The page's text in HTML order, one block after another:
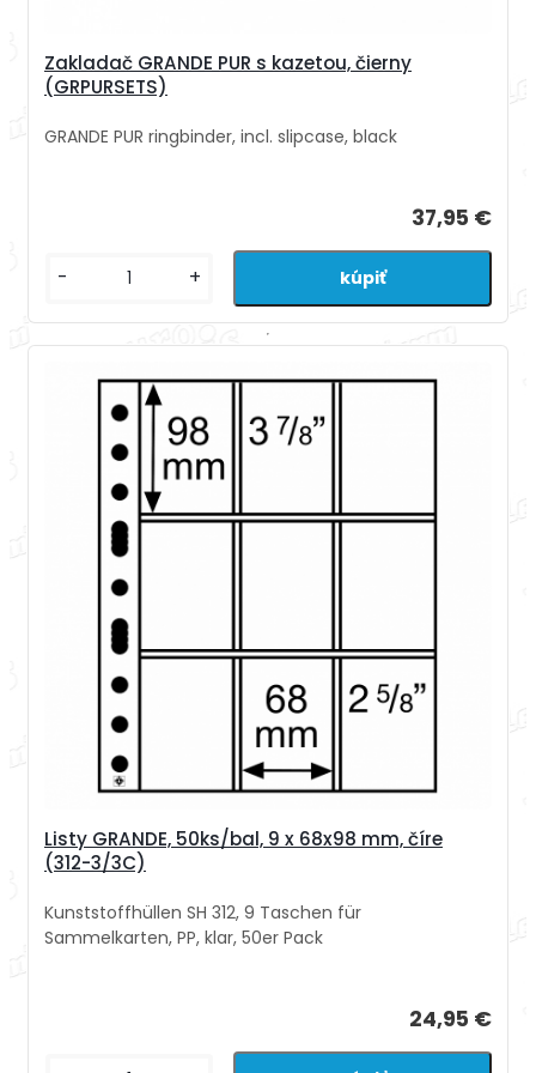
Zakladač GRANDE PUR s kazetou, čierny
(GRPURSETS)
GRANDE PUR ringbinder, incl. slipcase, black
37,95 €
- +
Listy GRANDE, 50ks/bal, 9 x 68x98 mm, číre
(312-3/3C)
Kunststoffhüllen SH 312, 9 Taschen für
Sammelkarten, PP, klar, 50er Pack
24,95 €